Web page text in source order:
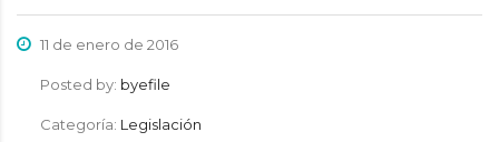
11 de enero de 2016
Posted by: byefile
Categoría: Legislación